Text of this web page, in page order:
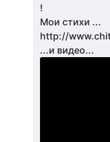
!
Мои стихи ...
http://
...и видео...